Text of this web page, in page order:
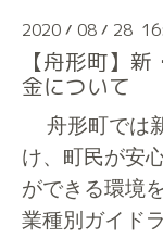
2020 / 08 / 28
【舟形町】
金について
舟形町では
け、町民が安
ができる環境
業種別ガイド